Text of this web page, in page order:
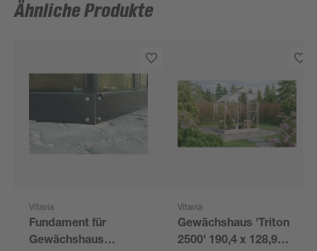
Ähnliche Produkte
Vitavia
Fundament für
Gewächshaus
Vitavia
Gewächshaus 'Triton
2500' 190,4 x 128,9